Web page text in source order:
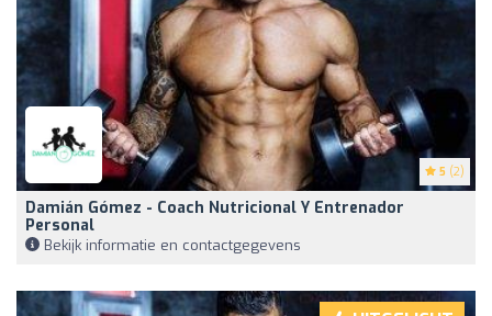
5 (2)
Damián Gómez - Coach Nutricional Y Entrenador
Personal
Bekijk informatie en contactgegevens